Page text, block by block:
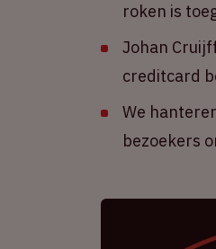
roken is
Johan
creditcard
We
bezoekers